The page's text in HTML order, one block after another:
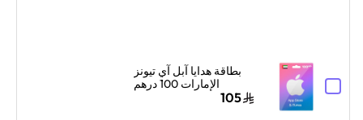
بطاقة هدايا آبل آي تيونز
الإمارات 100 درهم
إماراتي إرسال الكود105